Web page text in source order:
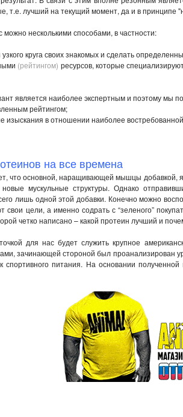
т.е. лучший на текущий момент, да и в принципе
можно несколькими способами, в частности:
круга своих знакомых и сделать
(рейтингом) ресурсов, которые
является наиболее экспертным и поэтому мы
рейтингом;
изыскания в отношении наиболее востребованной
на все времена
что основной, наращивающей мышцы добавкой,
мускульные структуры. Однако
лишь одной этой добавки. Конечно можно
свои цели, а именно содрать с “зеленого”
четко написано – какой протеин лучший и
для нас будет служить крупное
зачинающей стороной был проанализирован
спортивного питания. На основании